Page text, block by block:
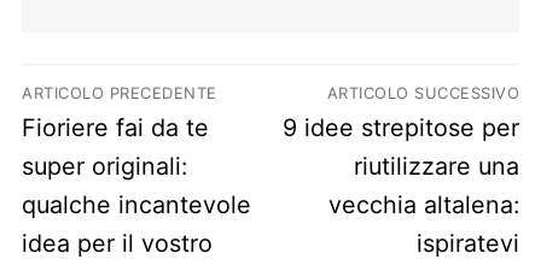
Navigazione articoli
ARTICOLO PRECEDENTE
Previous post:
Fioriere fai da te
super originali:
qualche incantevole
idea per il vostro
ARTICOLO SUCCESSIVO
Next post:
9 idee strepitose per
riutilizzare una
vecchia altalena:
ispiratevi